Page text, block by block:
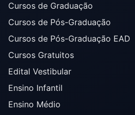
Cursos de Graduação
Cursos de Pós-Graduação
Cursos de Pós-Graduação EAD
Cursos Gratuitos
Edital Vestibular
Ensino Infantil
Ensino Médio